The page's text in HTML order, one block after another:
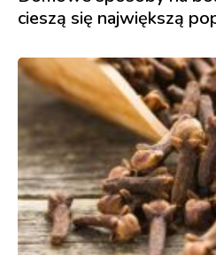
cieszą się największą